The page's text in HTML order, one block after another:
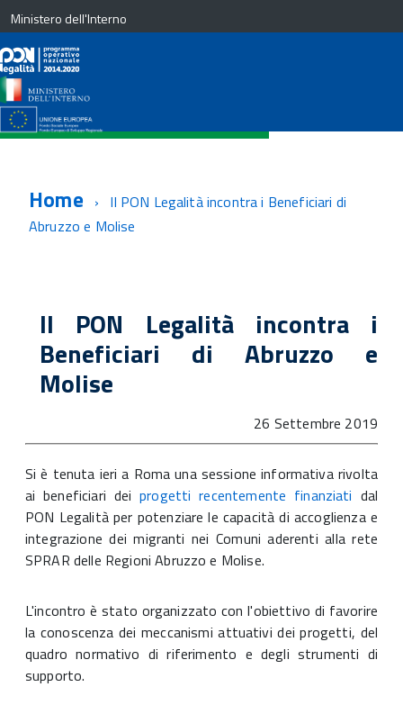
Ministero dell'Interno
Home
Il PON Legalità incontra i Beneficiari di
Abruzzo e Molise
Il PON Legalità incontra i
Beneficiari di Abruzzo e
Molise
26 Settembre 2019
Si è tenuta ieri a Roma una sessione informativa rivolta
ai beneficiari deiprogetti recentemente finanziati dal
PON Legalità per potenziare le capacità di accoglienza e
integrazione dei migranti nei Comuni aderenti alla rete
SPRAR delle Regioni Abruzzo e Molise.
L'incontro è stato organizzato con l'obiettivo di favorire
la conoscenza dei meccanismi attuativi dei progetti, del
quadro normativo di riferimento e degli strumenti di
supporto.